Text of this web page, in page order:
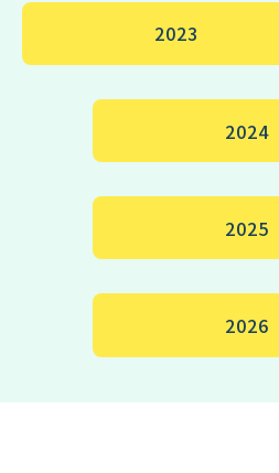
2023
2024
2025
2026